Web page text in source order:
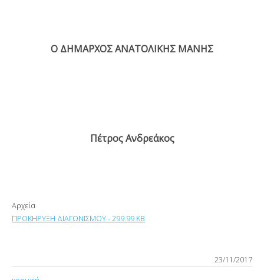
Ο ΔΗΜΑΡΧΟΣ ΑΝΑΤΟΛΙΚΗΣ ΜΑΝΗΣ
Πέτρος Ανδρεάκος
Αρχεία
ΠΡΟΚΗΡΥΞΗ ΔΙΑΓΩΝΙΣΜΟΥ - 299.99 KB
23/11/2017